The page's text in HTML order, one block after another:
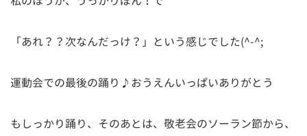
「あれ？？次なんだっけ？」という感じでした(^-^;
運動会での最後の踊り♪おうえんいっぱいありがとう
もしっかり踊り、そのあとは、敬老会のソーラン節から、